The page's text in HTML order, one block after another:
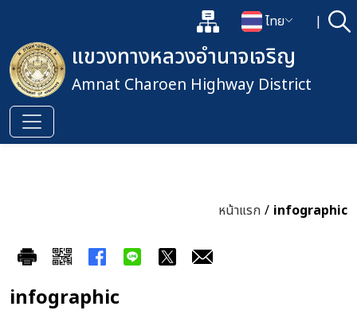
แผนผังเว็บไซต์
เปลี่ยนภาษา
ไทย | ค้
เปิดกล่องค้นหาข้อมูลหลักของเ
แขวงทางหลวงอำนาจเจริญ
Amnat Charoen Highway District
หน้าแรก / infographic
infographic